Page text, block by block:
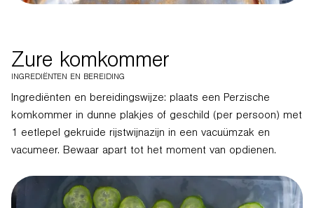
Zure komkommer
INGREDIËNTEN EN BEREIDING
Ingrediënten en bereidingswijze: plaats een Perzische
komkommer in dunne plakjes of geschild (per persoon) met
1 eetlepel gekruide rijstwijnazijn in een vacuümzak en
vacumeer. Bewaar apart tot het moment van opdienen.